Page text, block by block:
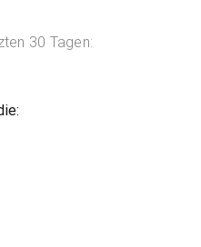
30 Tagen: